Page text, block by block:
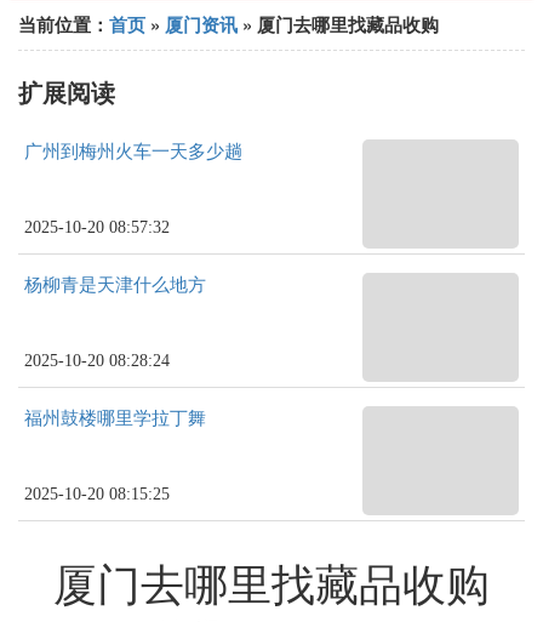
当前位置： 首页 » 厦门资讯 » 厦门去哪里找藏品收购
扩展阅读
广州到梅州火车一天多少趟
2025-10-20 08:57:32
杨柳青是天津什么地方
2025-10-20 08:28:24
福州鼓楼哪里学拉丁舞
2025-10-20 08:15:25
厦门去哪里找藏品收购